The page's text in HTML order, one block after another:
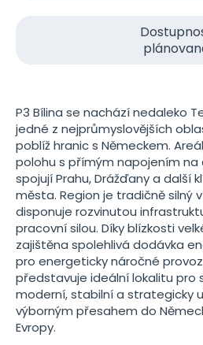
P3 Bílina se nachází nedaleko
jedné z nejprůmyslovějších
poblíž hranic s Německem.
polohu s přímým napojením na
spojují Prahu, Drážďany a další
města. Region je tradičně silný
disponuje rozvinutou
pracovní silou. Díky blízkosti
zajištěna spolehlivá dodávka
pro energeticky náročné
představuje ideální lokalitu pro
moderní, stabilní a strategicky
výborným přesahem do
Evropy.